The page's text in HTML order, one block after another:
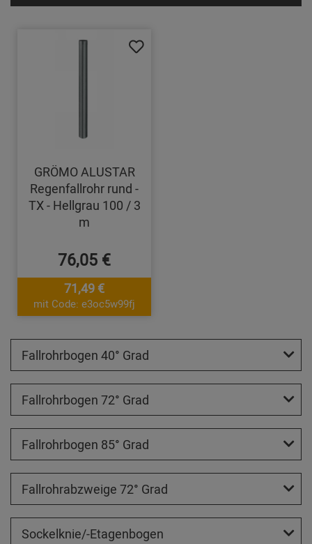
GRÖMO ALUSTAR
Regenfallrohr rund -
TX - Hellgrau 100 / 3
m
76,05 €
71,49 €
mit Code: e3oc5w99fj
Fallrohrbogen 40° Grad
Fallrohrbogen 72° Grad
Fallrohrbogen 85° Grad
Fallrohrabzweige 72° Grad
Sockelknie/-Etagenbogen